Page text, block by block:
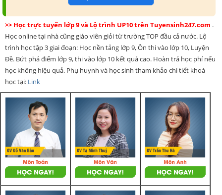
>> Học trực tuyến lớp 9 và Lộ trình UP10 trên Tuyensinh247.com .
Học online tại nhà cũng giáo viên giỏi từ trường TOP đầu cả nước. Lộ
trình học tập 3 giai đoạn: Học nền tảng lớp 9, Ôn thi vào lớp 10, Luyện
Đề. Bứt phá điểm lớp 9, thi vào lớp 10 kết quả cao. Hoàn trả học phí nếu
học không hiệu quả. Phụ huynh và học sinh tham khảo chi tiết khoá
học tại: Link